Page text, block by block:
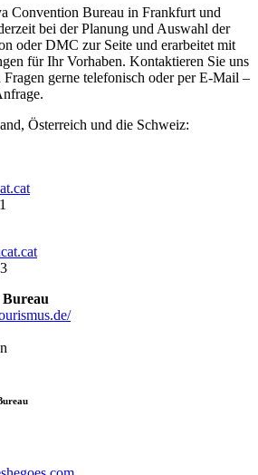
Convention Bureau in Frankfurt und
bei der Planung und Auswahl der
oder DMC zur Seite und erarbeitet mit
für Ihr Vorhaben. Kontaktieren Sie uns
gerne telefonisch oder per E-Mail –
Österreich und die Schweiz: